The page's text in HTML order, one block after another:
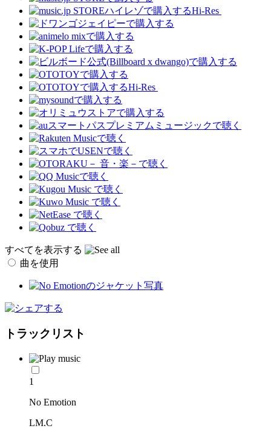
Hi-Res
Hi-Res
すべてを表示する
曲を使用
トラックリスト
1
No Emotion
LM.C